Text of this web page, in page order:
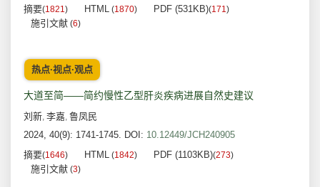
摘要(1821) HTML (1870) PDF (531KB)(171)
施引文献 (6)
热点·视点·观点
大道至简——简约慢性乙型肝炎疾病进展自然史建议
刘新, 李嘉, 鲁凤民
2024, 40(9): 1741-1745. DOI: 10.12449/JCH240905
摘要(1646) HTML (1842) PDF (1103KB)(273)
施引文献 (3)